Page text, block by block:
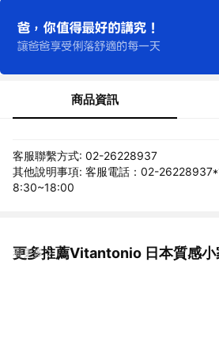
商品資訊
客服聯繫方式: 02-26228937
其他說明事項: 客服電話：02-
8:30~18:00
更多推薦Vitantonio 日本質感小
看更多